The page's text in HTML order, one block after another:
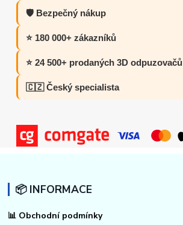
🛡️ Bezpečný nákup
⭐ 180 000+ zákazníků
⭐ 24 500+ prodaných 3D odpuzovačů
🇨🇿 Český specialista
📦 INFORMACE
📊 Obchodní podmínky